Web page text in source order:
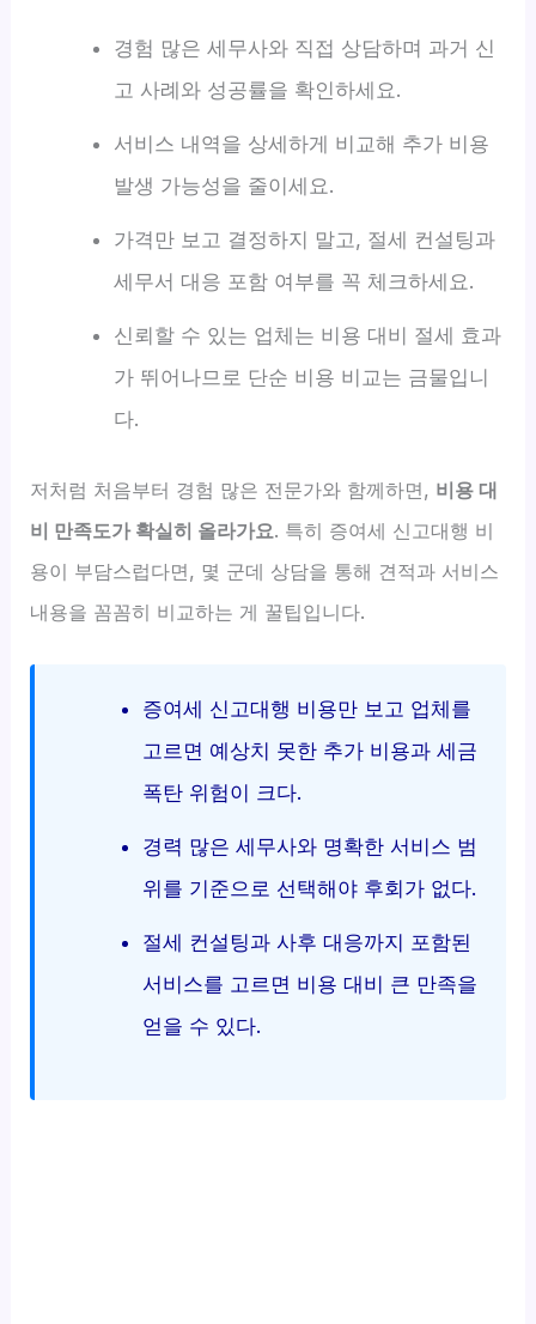
경험 많은 세무사와 직접 상담하며 과거 신
고 사례와 성공률을 확인하세요.
서비스 내역을 상세하게 비교해 추가 비용
발생 가능성을 줄이세요.
가격만 보고 결정하지 말고, 절세 컨설팅과
세무서 대응 포함 여부를 꼭 체크하세요.
신뢰할 수 있는 업체는 비용 대비 절세 효과
가 뛰어나므로 단순 비용 비교는 금물입니
다.
저처럼 처음부터 경험 많은 전문가와 함께하면, 비용 대
비 만족도가 확실히 올라가요. 특히 증여세 신고대행 비
용이 부담스럽다면, 몇 군데 상담을 통해 견적과 서비스
내용을 꼼꼼히 비교하는 게 꿀팁입니다.
증여세 신고대행 비용만 보고 업체를
고르면 예상치 못한 추가 비용과 세금
폭탄 위험이 크다.
경력 많은 세무사와 명확한 서비스 범
위를 기준으로 선택해야 후회가 없다.
절세 컨설팅과 사후 대응까지 포함된
서비스를 고르면 비용 대비 큰 만족을
얻을 수 있다.